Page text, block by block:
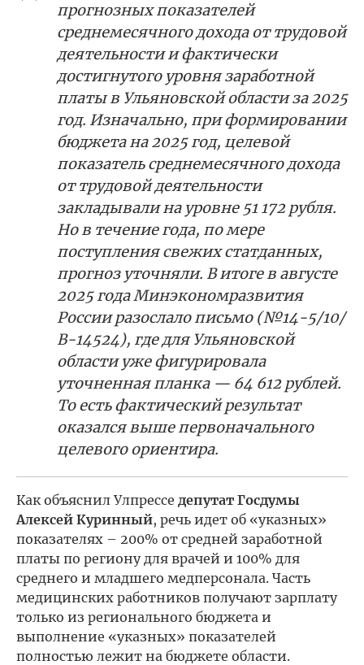
прогнозных показателей
среднемесячного дохода от трудовой
деятельности и фактически
достигнутого уровня заработной
платы в Ульяновской области за 2025
год. Изначально, при формировании
бюджета на 2025 год, целевой
показатель среднемесячного дохода
от трудовой деятельности
закладывали на уровне 51 172 рубля.
Но в течение года, по мере
поступления свежих статданных,
прогноз уточняли. В итоге в августе
2025 года Минэкономразвития
России разослало письмо (№14-5/10/
В-14524), где для Ульяновской
области уже фигурировала
уточненная планка — 64 612 рублей.
То есть фактический результат
оказался выше первоначального
целевого ориентира.
Как объяснил Улпрессе депутат Госдумы
Алексей Куринный, речь идет об «указных»
показателях – 200% от средней заработной
платы по региону для врачей и 100% для
среднего и младшего медперсонала. Часть
медицинских работников получают зарплату
только из регионального бюджета и
выполнение «указных» показателей
полностью лежит на бюджете области.